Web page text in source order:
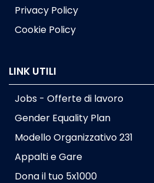
Privacy Policy
Cookie Policy
LINK UTILI
Jobs - Offerte di lavoro
Gender Equality Plan
Modello Organizzativo 231
Appalti e Gare
Dona il tuo 5x1000